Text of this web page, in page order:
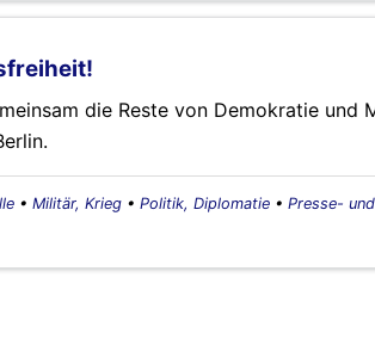
die Reste von Demokratie und
• Militär, Krieg • Politik, Diplomatie • Presse-